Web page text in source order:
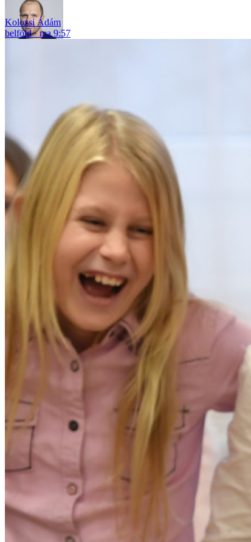
Kolozsi Ádám
belföld
ma 9:57